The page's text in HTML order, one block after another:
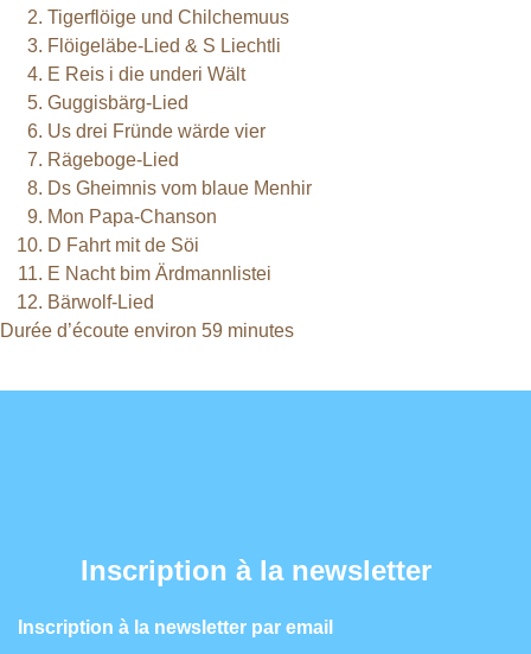
Tigerflöige und Chilchemuus
Flöigeläbe-Lied & S Liechtli
E Reis i die underi Wält
Guggisbärg-Lied
Us drei Fründe wärde vier
Rägeboge-Lied
Ds Gheimnis vom blaue Menhir
Mon Papa-Chanson
D Fahrt mit de Söi
E Nacht bim Ärdmannlistei
Bärwolf-Lied
Durée d’écoute environ 59 minutes
Inscription à la newsletter
Inscription à la newsletter par email